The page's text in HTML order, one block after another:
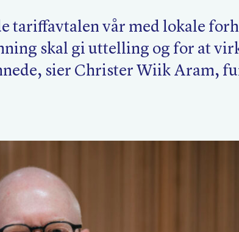
tariffavtalen vår med lokale
skal gi uttelling og for at
sier Christer Wiik Aram,